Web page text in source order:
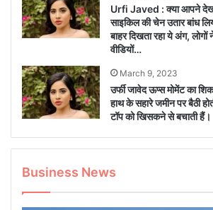
Urfi Javed : क्या आपने देखा
साइकिल की चेन उतार बांध
बाहर दिखता रहा ये अंग,
वीडियों…
March 9, 2023
उर्फी जावेद ऊप्स मोमेंट का
हाथ के सहारे जमीन पर बैठी
टॉप को खिसकने से बचाती हैं।
Business News